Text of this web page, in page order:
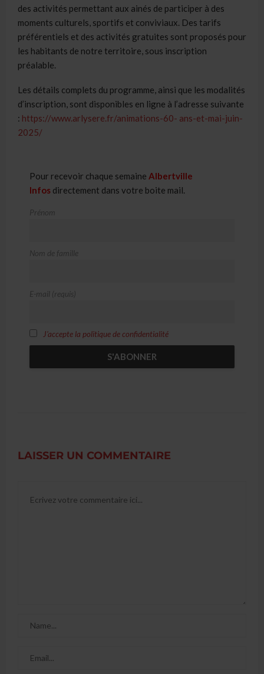
des activités permettant aux ainés de participer à des
moments culturels, sportifs et conviviaux. Des tarifs
préférentiels et des activités gratuites sont proposés pour
les habitants de notre territoire, sous inscription
préalable.
Les détails complets du programme, ainsi que les modalités
d’inscription, sont disponibles en ligne à l’adresse suivante
: https://www.arlysere.fr/animations-60- ans-et-mai-juin-
2025/
Pour recevoir chaque semaine Albertville
Infos directement dans votre boite mail.
Prénom
Nom de famille
E-mail (requis)
J'accepte la politique de confidentialité
LAISSER UN COMMENTAIRE